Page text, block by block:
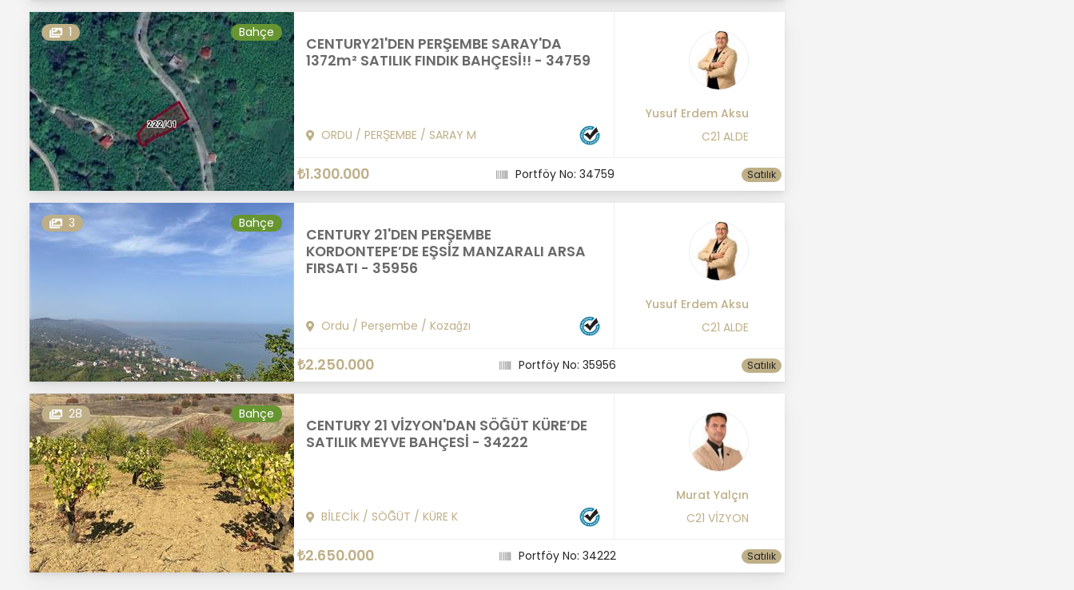
1 Bahçe
CENTURY21'DEN PERŞEMBE SARAY'DA
1372m² SATILIK FINDIK BAHÇESİ!! - 34759
ORDU / PERŞEMBE / SARAY M
Yusuf Erdem Aksu
C21 ALDE
₺1.300.000 Portföy No: 34759 Satılık
3 Bahçe
CENTURY 21'DEN PERŞEMBE
KORDONTEPE’DE EŞSİZ MANZARALI ARSA
FIRSATI - 35956
Ordu / Perşembe / Kozağzı
Yusuf Erdem Aksu
C21 ALDE
₺2.250.000 Portföy No: 35956 Satılık
28 Bahçe
CENTURY 21 VİZYON'DAN SÖĞÜT KÜRE’DE
SATILIK MEYVE BAHÇESİ - 34222
BİLECİK/ SÖĞÜT / KÜRE K
Murat Yalçın
C21 VİZYON
₺2.650.000 Portföy No: 34222 Satılık